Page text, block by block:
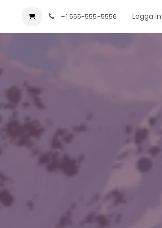
+1 555-555-5556 Logga in